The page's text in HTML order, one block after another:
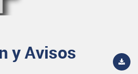
y Avisos